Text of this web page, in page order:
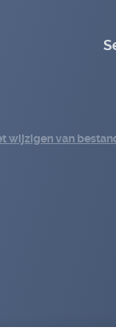
wijzigen van